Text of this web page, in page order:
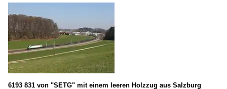
E-Loks
BR 1116 ·ES 64 U2· Taurus Werbeloks
BR 1193 ·Vectron AC· Private
BR 1216.9 ·ES 64 U4· Private
BR 1293 ·Vectron MS·
6193 831 von "SETG" mit einem leeren Holzzug aus Salzburg